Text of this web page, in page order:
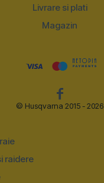
Livrare si plati
Magazin
© Husqvarna 2015 - 2026
raidere